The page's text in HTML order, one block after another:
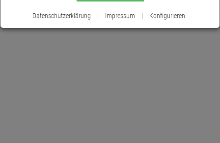
Datenschutzerklärung | Impressum | Konfigurieren